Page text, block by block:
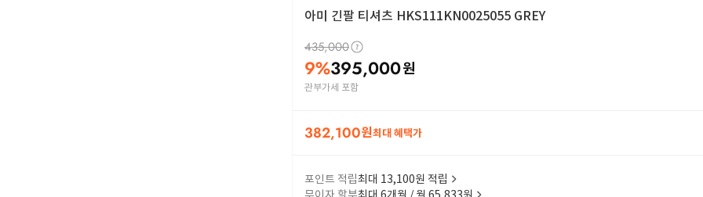
아미 긴팔 티셔츠 HKS111KN0025055 GREY
435,000
9%395,000원
관부가세 포함
382,100원최대 혜택가
포인트 적립최대 13,100원 적립